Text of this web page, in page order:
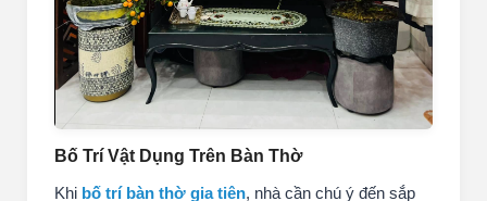
Bố Trí Vật Dụng Trên Bàn Thờ
Khi bố trí bàn thờ gia tiên, nhà cần chú ý đến sắp